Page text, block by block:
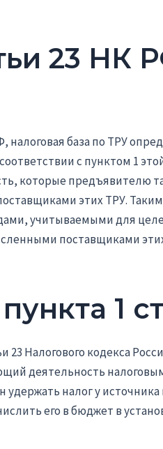
23 НК
налоговая база по ТРУ
с пунктом 1
которые предъявителю
этих ТРУ.
учитываемыми для
поставщиками
1
23 Налогового кодекса
деятельность
удержать налог у
его в бюджет в